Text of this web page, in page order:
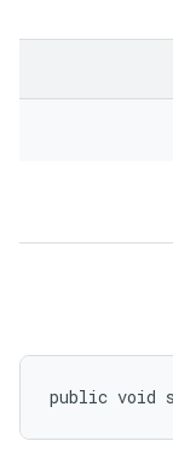
public void